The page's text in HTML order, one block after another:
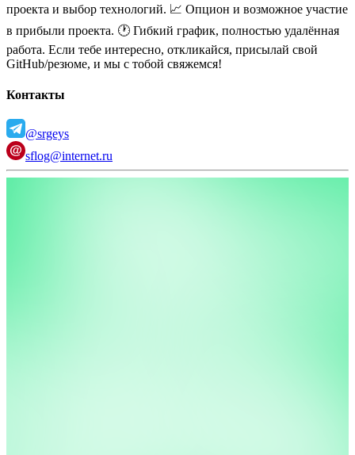
проекта и выбор технологий. 📈 Опцион и возможное участие
в прибыли проекта. 🕐 Гибкий график, полностью удалённая
работа. Если тебе интересно, откликайся, присылай свой
GitHub/резюме, и мы с тобой свяжемся!
Контакты
@srgeys
sflog@internet.ru